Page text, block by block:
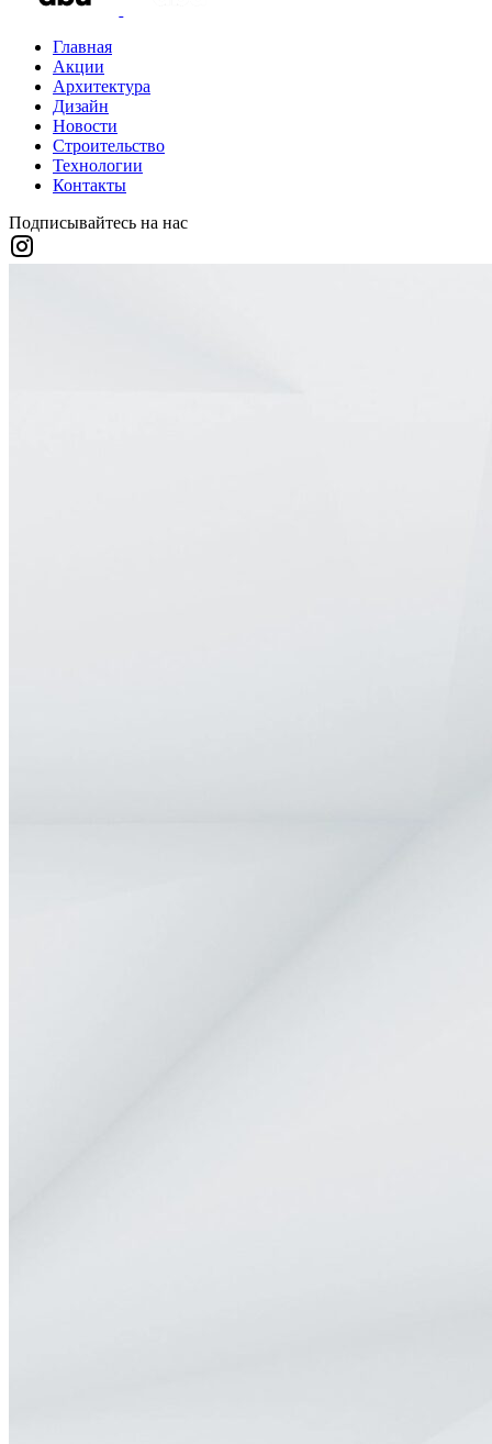
Главная
Акции
Архитектура
Дизайн
Новости
Строительство
Технологии
Контакты
Подписывайтесь на нас